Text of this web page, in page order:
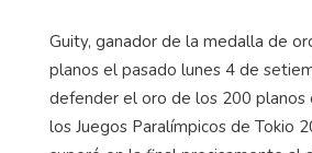
Guity, ganador de la medalla de
planos el pasado lunes 4 de
defender el oro de los 200 planos
los Juegos Paralímpicos de Tokio